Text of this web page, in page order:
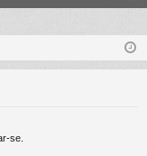
ist
se.